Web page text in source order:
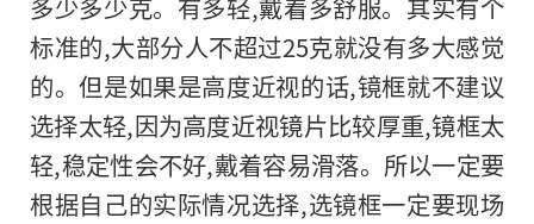
多少多少克。有多轻,戴着多舒服。其实有个
标准的,大部分人不超过25克就没有多大感觉
的。但是如果是高度近视的话,镜框就不建议
选择太轻,因为高度近视镜片比较厚重,镜框太
轻,稳定性会不好,戴着容易滑落。所以一定要
根据自己的实际情况选择,选镜框一定要现场